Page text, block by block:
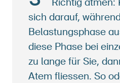
sich darauf,
Belastungsphase
diese Phase bei
zu lange für Sie,
Atem fliessen. So